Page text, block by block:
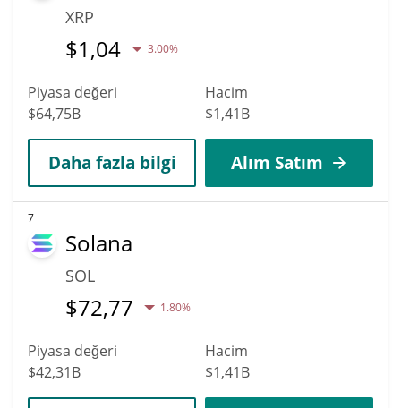
XRP
$1,04 3.00%
Piyasa değeri
$64,75B
Hacim
$1,41B
Daha fazla bilgi Alım Satım
7
Solana
SOL
$72,77 1.80%
Piyasa değeri
$42,31B
Hacim
$1,41B